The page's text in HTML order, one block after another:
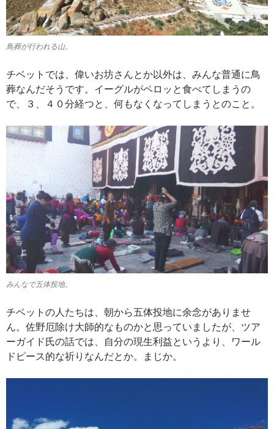
鳥葬が行われる山。
チベットでは、偉いお坊さんとか以外は、みんな普通に鳥
葬なんだそうです。イーグルがペロッと食べてしまうの
で、３、４０分経つと、何もなくなってしまうとのこと。
みんなで五体投地。
チベットの人たちは、朝から五体投地に余念がありませ
ん。佐野厄除け大師的なものかと思っていましたが、ツア
ーガイド氏の話では、自分の現生利益というより、ワール
ドピース的な祈りなんだとか。まじか。